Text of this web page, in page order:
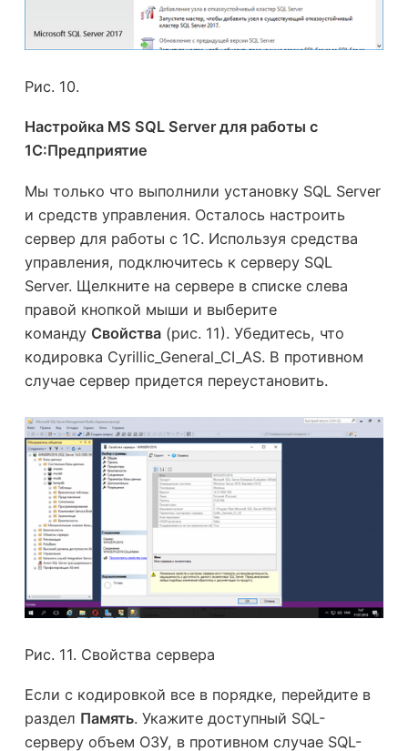
Рис. 10.
Настройка MS SQL Server для работы с
1С:Предприятие
Мы только что выполнили установку SQL Server
и средств управления. Осталось настроить
сервер для работы с 1С. Используя средства
управления, подключитесь к серверу SQL
Server. Щелкните на сервере в списке слева
правой кнопкой мыши и выберите
команду Свойства(рис. 11). Убедитесь, что
кодировка Cyrillic_General_CI_AS. В противном
случае сервер придется переустановить.
Рис. 11. Свойства сервера
Если с кодировкой все в порядке, перейдите в
раздел Память. Укажите доступный SQL-
серверу объем ОЗУ, в противном случае SQL-